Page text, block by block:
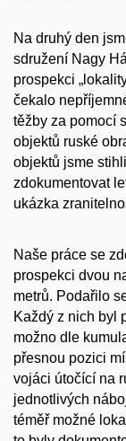
Na druhý den
sdružení Nagy
prospekci
čekalo
těžby za pomocí
objektů ruské
objektů jsme
zdokumentovat
ukázka
Naše práce se
prospekci dvou
metrů. Podařilo
Každý z nich byl
možno dle
přesnou pozici
vojáci útočící na
jednotlivých
téměř možné